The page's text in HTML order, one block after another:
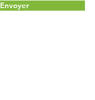
Envoyer